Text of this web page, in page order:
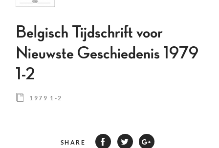
Belgisch Tijdschrift voor
Nieuwste Geschiedenis 1979
1-2
1979 1-2
SHARE